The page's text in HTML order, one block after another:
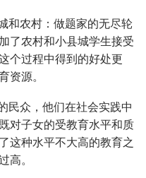
和农村：做题家的无尽轮
了农村和小县城学生接受
个过程中得到的好处更
资源。
民众，他们在社会实践中
对子女的受教育水平和质
这种水平不大高的教育之
高。